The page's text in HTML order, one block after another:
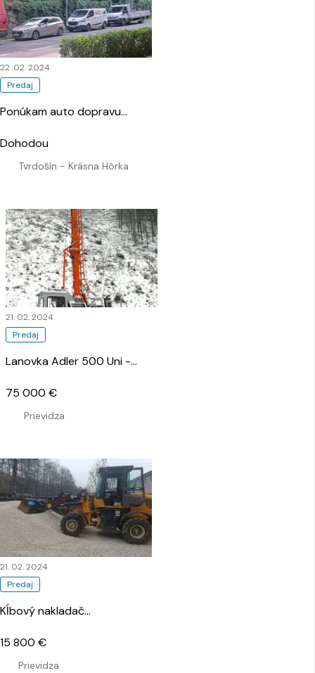
Predaj
22. 02. 2024
Ponúkam auto dopravu…
Tvrdošín - Krásna Hôrka
Dohodou
Predaj
21. 02. 2024
Lanovka Adler 500 Uni -…
Prievidza
75 000 €
Predaj
21. 02. 2024
Kĺbový nakladač…
Prievidza
15 800 €